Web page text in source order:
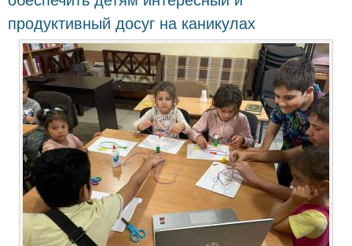
продуктивный досуг на каникулах